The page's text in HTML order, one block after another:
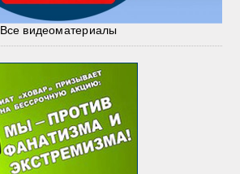
Все видеоматериалы